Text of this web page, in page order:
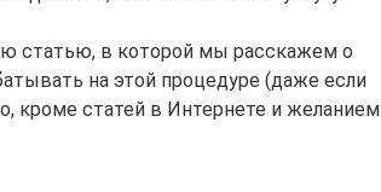
статью, в которой мы расскажем о
на этой процедуре (даже если
кроме статей в Интернете и желанием